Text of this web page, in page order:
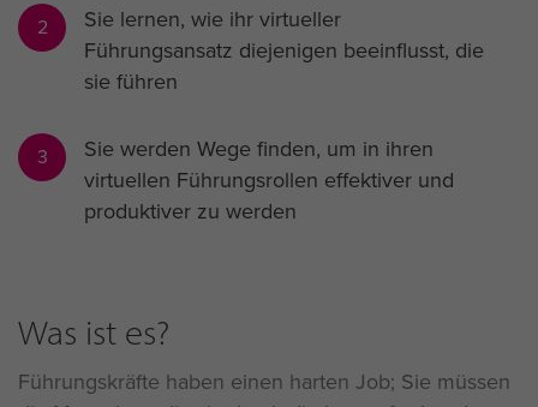
2
Sie lernen, wie ihr virtueller
Führungsansatz diejenigen beeinflusst, die
sie führen
3
Sie werden Wege finden, um in ihren
virtuellen Führungsrollen effektiver und
produktiver zu werden
Was ist es?
Führungskräfte haben einen harten Job; Sie müssen